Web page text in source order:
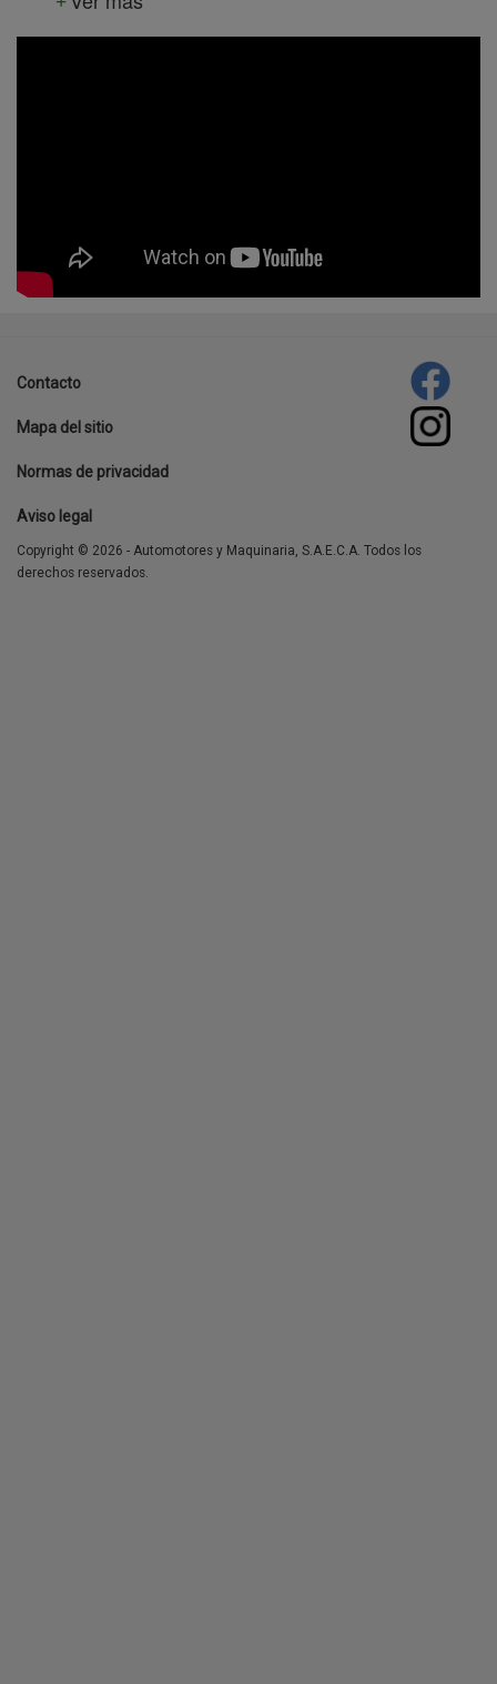
Footer
menu
Contacto
Mapa del sitio
Normas de privacidad
Aviso legal
Copyright © 2026 - Automotores y Maquinaria, S.A.E.C.A. Todos los
derechos reservados.